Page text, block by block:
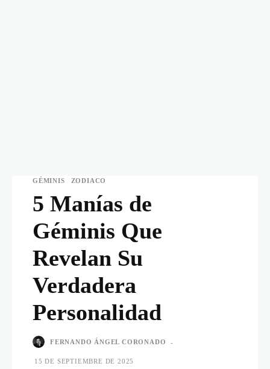
GÉMINIS ZODIACO
5 Manías de
Géminis Que
Revelan Su
Verdadera
Personalidad
FERNANDO ÁNGEL CORONADO -
15 DE SEPTIEMBRE DE 2025